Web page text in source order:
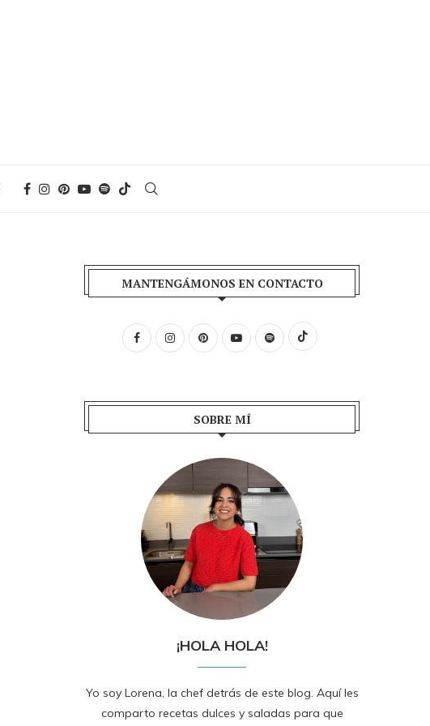
MANTENGÁMONOS EN CONTACTO
SOBRE MÍ
¡HOLA HOLA!
Yo soy Lorena, la chef detrás de este blog. Aquí les
comparto recetas dulces y saladas para que